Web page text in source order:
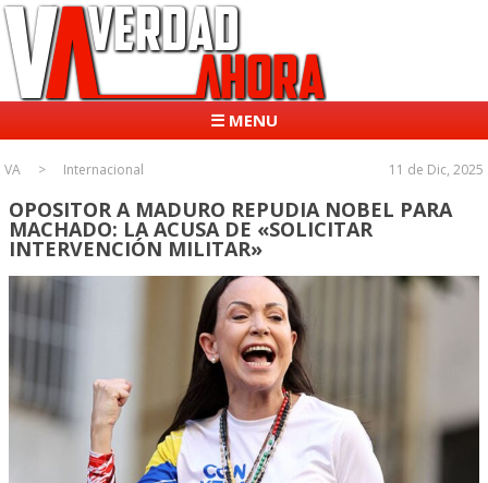
☰ MENU
VA Internacional 11 de Dic, 2025
OPOSITOR A MADURO REPUDIA NOBEL PARA
MACHADO: LA ACUSA DE «SOLICITAR
INTERVENCIÓN MILITAR»